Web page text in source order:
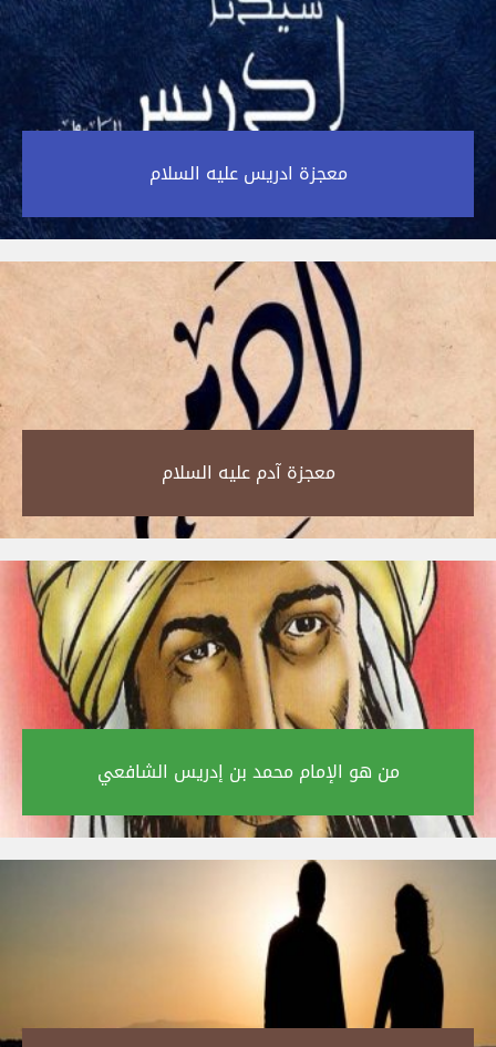
معجزة ادريس عليه السلام‎
معجزة آدم عليه السلام‎
من هو الإمام محمد بن إدريس الشافعي‎